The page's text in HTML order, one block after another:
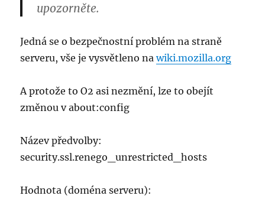
upozorněte.
Jedná se o bezpečnostní problém na straně
serveru, vše je vysvětleno nawiki.mozilla.org
A protože to O2 asi nezmění, lze to obejít
změnou v about:config
Název předvolby:
security.ssl.renego_unrestricted_hosts
Hodnota (doména serveru):